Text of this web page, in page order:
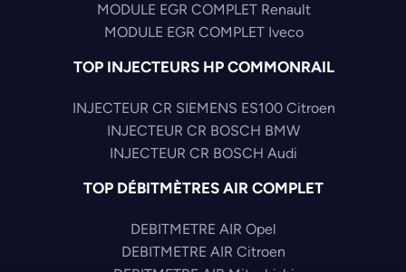
MODULE EGR COMPLET Renault
MODULE EGR COMPLET Iveco
TOP INJECTEURS HP COMMONRAIL
INJECTEUR CR SIEMENS ES100 Citroen
INJECTEUR CR BOSCH BMW
INJECTEUR CR BOSCH Audi
TOP DÉBITMÈTRES AIR COMPLET
DEBITMETRE AIR Opel
DEBITMETRE AIR Citroen